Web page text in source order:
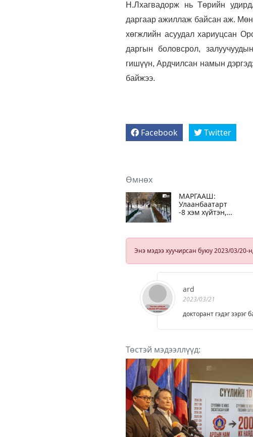
Н.Лхагвадорж нь Төрийн
даргаар ажиллаж байсан аж. Мөн
хөгжлийн асуудал хариуцсан
даргын боловсрол,
гишүүн,Ардчилсан намын
байжээ.
Facebook Twitter
Өмнөх
МАРГААШ:
Улаанбаатарт
-8 хэм хүйтэн,
Энэ мэдээ хуучирсан буюу 2023/03/20-
ard
2023/03/21
докторант гэдэг зэрэг
Төстэй мэдээллүүд: